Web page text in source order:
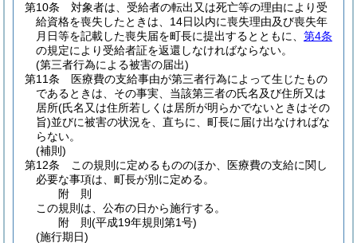
第10条
対象者は、受給者の転出又は死亡等の理由により受
給資格を喪失したときは、14日以内に喪失理由及び喪失年
月日等を記載した喪失届を町長に提出するとともに、 第4条
の規定により受給者証を返還しなければならない。
(第三者行為による被害の届出)
第11条
医療費の支給事由が第三者行為によって生じたもの
であるときは、その事実、当該第三者の氏名及び住所又は
居所(氏名又は住所若しくは居所が明らかでないときはその
旨)並びに被害の状況を、直ちに、町長に届け出なければな
らない。
(補則)
第12条
この規則に定めるもののほか、医療費の支給に関し
必要な事項は、町長が別に定める。
附 則
この規則は、公布の日から施行する。
附 則(平成19年規則第1号)
(施行期日)